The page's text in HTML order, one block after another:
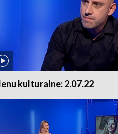
kulturalne: 2.07.22